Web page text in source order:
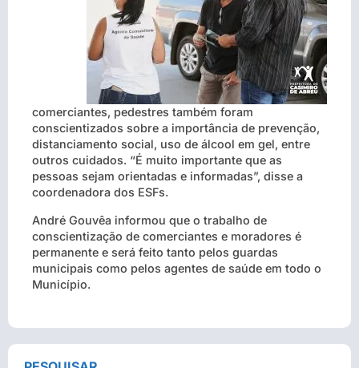
comerciantes, pedestres também foram
conscientizados sobre a importância de prevenção,
distanciamento social, uso de álcool em gel, entre
outros cuidados. “É muito importante que as
pessoas sejam orientadas e informadas”, disse a
coordenadora dos ESFs.
André Gouvêa informou que o trabalho de
conscientização de comerciantes e moradores é
permanente e será feito tanto pelos guardas
municipais como pelos agentes de saúde em todo o
Município.